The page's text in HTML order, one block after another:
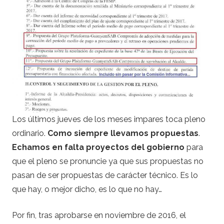
Los últimos jueves de los meses impares toca pleno
ordinario. Como siempre llevamos propuestas.
Echamos en falta proyectos del gobierno para
que el pleno se pronuncie ya que sus propuestas no
pasan de ser propuestas de carácter técnico. Es lo
que hay, o mejor dicho, es lo que no hay…
Por fin, tras aprobarse en noviembre de 2016, el